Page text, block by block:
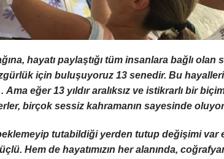
hayatı paylaştığı tüm insanlara bağlı
için buluşuyoruz 13 senedir. Bu
eğer 13 yıldır aralıksız ve istikrarlı bir
birçok sessiz kahramanın sayesinde
tutabildiği yerden tutup değişimi
Hem de hayatımızın her alanında,